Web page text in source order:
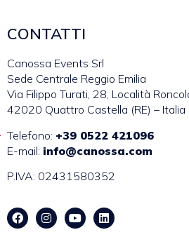
CONTATTI
Canossa Events Srl
Sede Centrale Reggio Emilia
Via Filippo Turati, 28, Località
42020 Quattro Castella (RE) – Italia
Telefono: +39 0522 421096
E-mail: info@canossa.com
P.IVA: 02431580352